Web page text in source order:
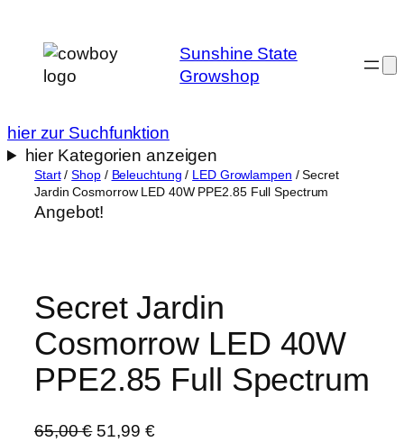
Inhalt
springen
Sunshine State
Growshop
hier zur Suchfunktion
hier Kategorien anzeigen
Start/Shop/ Beleuchtung / LED Growlampen / Secret
Jardin Cosmorrow LED 40W PPE2.85 Full Spectrum
Angebot!
Secret Jardin
Cosmorrow LED 40W
PPE2.85 Full Spectrum
65,00€ U
51,99 €A